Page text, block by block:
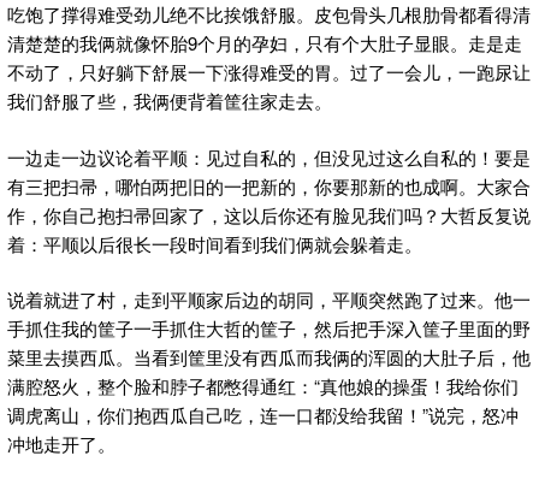
吃饱了撑得难受劲儿绝不比挨饿舒服。皮包骨头几根肋骨都看得清
清楚楚的我俩就像怀胎9个月的孕妇，只有个大肚子显眼。走是走
不动了，只好躺下舒展一下涨得难受的胃。过了一会儿，一跑尿让
我们舒服了些，我俩便背着筐往家走去。
一边走一边议论着平顺：见过自私的，但没见过这么自私的！要是
有三把扫帚，哪怕两把旧的一把新的，你要那新的也成啊。大家合
作，你自己抱扫帚回家了，这以后你还有脸见我们吗？大哲反复说
着：平顺以后很长一段时间看到我们俩就会躲着走。
说着就进了村，走到平顺家后边的胡同，平顺突然跑了过来。他一
手抓住我的筐子一手抓住大哲的筐子，然后把手深入筐子里面的野
菜里去摸西瓜。当看到筐里没有西瓜而我俩的浑圆的大肚子后，他
满腔怒火，整个脸和脖子都憋得通红：“真他娘的操蛋！我给你们
调虎离山，你们抱西瓜自己吃，连一口都没给我留！”说完，怒冲
冲地走开了。